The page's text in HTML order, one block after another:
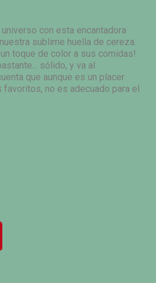
con esta encantadora
sublime huella de cereza.
toque de color a sus comidas!
sólido, y va al
que aunque es un placer
no es adecuado para el